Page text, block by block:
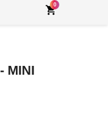

0
MINI